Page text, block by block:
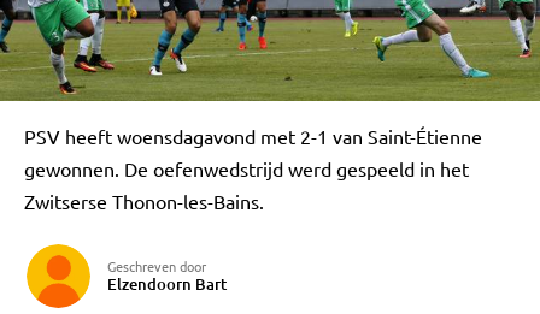
PSV heeft woensdagavond met 2-1 van Saint-Étienne
gewonnen. De oefenwedstrijd werd gespeeld in het
Zwitserse Thonon-les-Bains.
Geschreven door
Elzendoorn Bart